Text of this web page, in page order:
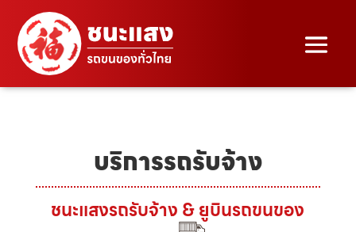
บริการรถรับจ้าง
ชนะแสงรถรับจ้าง & ยูบินรถขนของ